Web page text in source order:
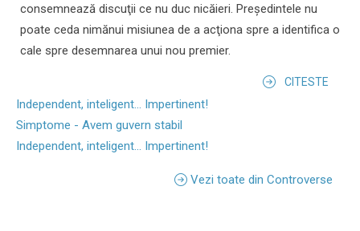
consemnează discuţii ce nu duc nicăieri. Preşedintele nu
poate ceda nimănui misiunea de a acţiona spre a identifica o
cale spre desemnarea unui nou premier.
CITESTE
Independent, inteligent... Impertinent!
Simptome - Avem guvern stabil
Independent, inteligent... Impertinent!
Vezi toate din Controverse